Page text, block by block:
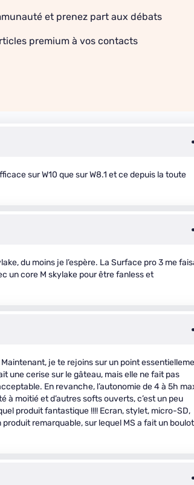
et prenez part aux débats
premium à vos contacts
sur W10 que sur W8.1 et ce depuis la toute
du moins je l’espère. La Surface pro 3 me
un core M skylake pour être fanless et
je te rejoins sur un point
une cerise sur le gâteau, mais elle ne fait pas
En revanche, l’autonomie de 4 à 5h
moitié et d’autres softs ouverts, c’est un peu
produit fantastique !!!! Ecran, stylet, micro-SD,
remarquable, sur lequel MS a fait un boulot